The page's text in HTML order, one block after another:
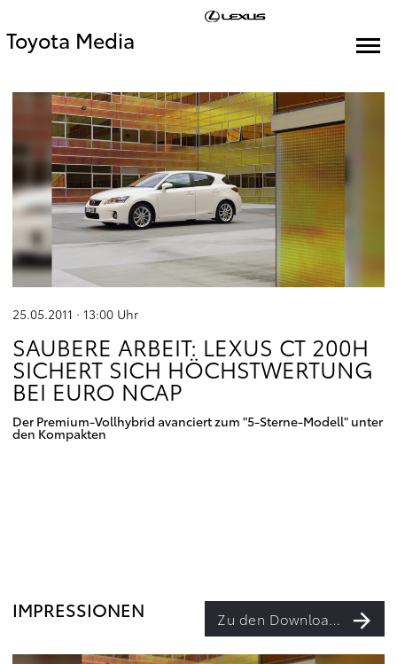
Toyota Media
25.05.2011 · 13:00 Uhr
SAUBERE ARBEIT: LEXUS CT 200H
SICHERT SICH HÖCHSTWERTUNG
BEI EURO NCAP
Der Premium-Vollhybrid avanciert zum "5-Sterne-Modell" unter
den Kompakten
IMPRESSIONEN Zu den Downloads